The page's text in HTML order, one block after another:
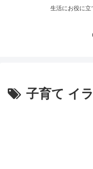
生活にお役に立
子育て イ